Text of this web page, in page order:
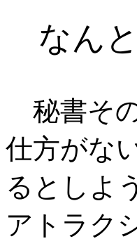
なん
秘書そ
仕方がな
るとしよ
アトラク